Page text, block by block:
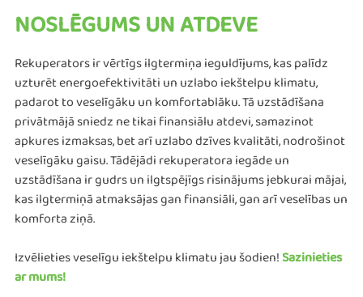
NOSLĒGUMS UN ATDEVE
Rekuperators ir vērtīgs ilgtermiņa ieguldījums, kas palīdz
uzturēt energoefektivitāti un uzlabo iekštelpu klimatu,
padarot to veselīgāku un komfortablāku. Tā uzstādīšana
privātmājā sniedz ne tikai finansiālu atdevi, samazinot
apkures izmaksas, bet arī uzlabo dzīves kvalitāti, nodrošinot
veselīgāku gaisu. Tādējādi rekuperatora iegāde un
uzstādīšana ir gudrs un ilgtspējīgs risinājums jebkurai mājai,
kas ilgtermiņā atmaksājas gan finansiāli, gan arī veselības un
komforta ziņā​​.
Izvēlieties veselīgu iekštelpu klimatu jau šodien!Sazinieties
ar mums!